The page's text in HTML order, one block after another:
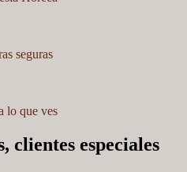
seguras
lo que ves
clientes especiales